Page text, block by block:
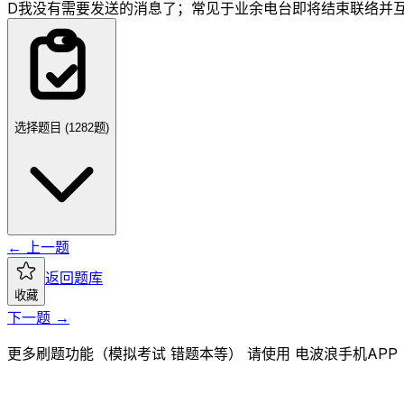
D我没有需要发送的消息了；常见于业余电台即将结束联络并
选择题目 (1282题)
← 上一题
收藏
返回题库
下一题 →
更多刷题功能（模拟考试 错题本等） 请使用 电波浪手机APP